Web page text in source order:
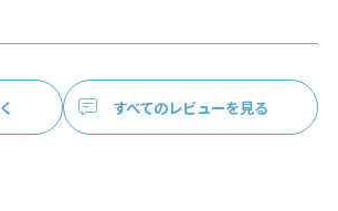
水・防汚機能があり、マットな生地感でユニセック
します。帆布に比べて、非常に軽量な点もコーデュ
ならでは。
すべてのレビューを見る